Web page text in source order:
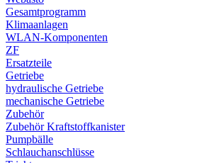
Gesamtprogramm
Klimaanlagen
WLAN-Komponenten
ZF
Ersatzteile
Getriebe
hydraulische Getriebe
mechanische Getriebe
Zubehör
Zubehör Kraftstoffkanister
Pumpbälle
Schlauchanschlüsse